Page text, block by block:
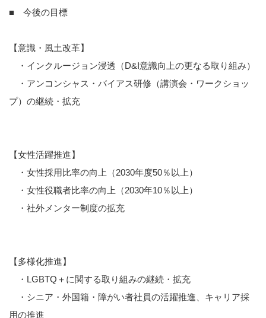
■ 今後の目標
【意識・風土改革】
・インクルージョン浸透（D&I意識向上の更なる取り組み）
・アンコンシャス・バイアス研修（講演会・ワークショッ
プ）の継続・拡充
【女性活躍推進】
・女性採用比率の向上（2030年度50％以上）
・女性役職者比率の向上（2030年10％以上）
・社外メンター制度の拡充
【多様化推進】
・LGBTQ＋に関する取り組みの継続・拡充
・シニア・外国籍・障がい者社員の活躍推進、キャリア採
用の推進